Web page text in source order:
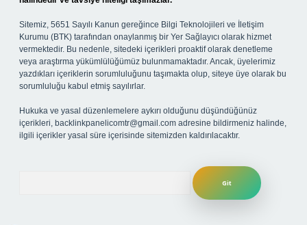
Sitemiz, 5651 Sayılı Kanun gereğince Bilgi Teknolojileri ve İletişim
Kurumu (BTK) tarafından onaylanmış bir Yer Sağlayıcı olarak hizmet
vermektedir. Bu nedenle, sitedeki içerikleri proaktif olarak denetleme
veya araştırma yükümlülüğümüz bulunmamaktadır. Ancak, üyelerimiz
yazdıkları içeriklerin sorumluluğunu taşımakta olup, siteye üye olarak bu
sorumluluğu kabul etmiş sayılırlar.
Hukuka ve yasal düzenlemelere aykırı olduğunu düşündüğünüz
içerikleri, backlinkpanelicomtr@gmail.com adresine bildirmeniz halinde,
ilgili içerikler yasal süre içerisinde sitemizden kaldırılacaktır.